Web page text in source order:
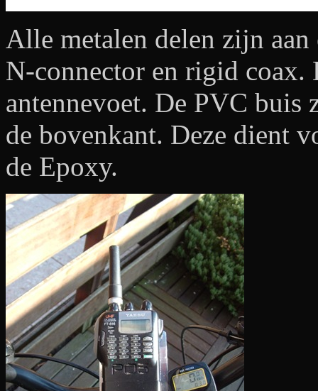
Alle metalen delen zijn
N-connector en rigid coax.
antennevoet. De PVC buis
de bovenkant. Deze dient
de Epoxy.